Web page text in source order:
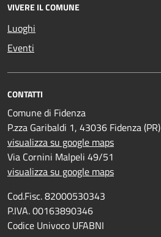
VIVERE IL COMUNE
Luoghi
Eventi
CONTATTI
Comune di Fidenza
P.zza Garibaldi 1, 43036 Fidenza (PR)
visualizza su google maps
Via Cornini Malpeli 49/51
visualizza su google maps
Cod.Fisc. 82000530343
P.IVA. 00163890346
Codice Univoco UFABNI